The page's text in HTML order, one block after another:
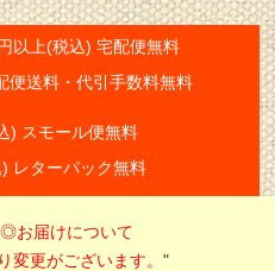
以上(税込) 宅配便無料
便送料・代引手数料無料
) スモール便無料
レターパック無料
届けについて
変更がございます。"